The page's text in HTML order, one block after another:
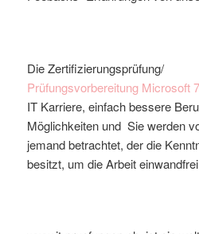
Die Zertifizierungsprüfung/
Prüfungsvorbereitung Microsoft
IT Karriere, einfach bessere
Möglichkeiten und Sie werden
jemand betrachtet, der die
besitzt, um die Arbeit